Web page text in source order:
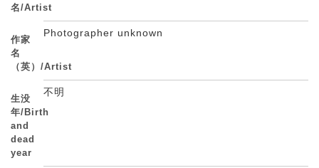
名/Artist
作家
名
（英）/Artist
Photographer unknown
生没
年/Birth
and
dead
year
不明